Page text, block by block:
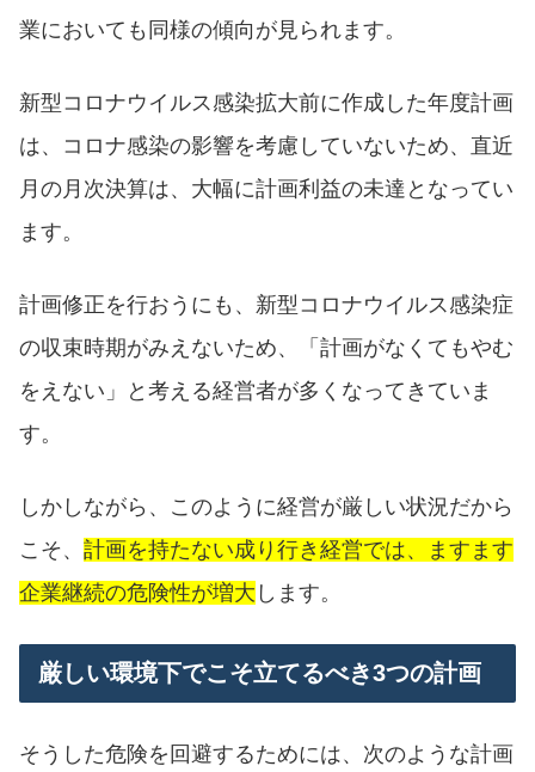
業においても同様の傾向が見られます。
新型コロナウイルス感染拡大前に作成した年度計画
は、コロナ感染の影響を考慮していないため、直近
月の月次決算は、大幅に計画利益の未達となってい
ます。
計画修正を行おうにも、新型コロナウイルス感染症
の収束時期がみえないため、「計画がなくてもやむ
をえない」と考える経営者が多くなってきていま
す。
しかしながら、このように経営が厳しい状況だから
こそ、 計画を持たない成り行き経営では、ますます
企業継続の危険性が増大 します。
厳しい環境下でこそ立てるべき3つの計画
そうした危険を回避するためには、次のような計画